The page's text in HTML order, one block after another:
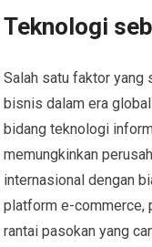
Teknologi
Salah satu faktor yang
bisnis dalam era
bidang teknologi
memungkinkan
internasional dengan
platform e-commerce,
rantai pasokan yang